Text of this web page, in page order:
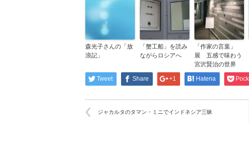
森光子さんの「放
浪記」
「蟹工船」を読み
ながらロシアへ
「作家の言葉」
展 五感で味わう
宮沢賢治の世界
Tweet Share +1 Hatena
ジャカルタのタマン・ミニでインドネシア三昧